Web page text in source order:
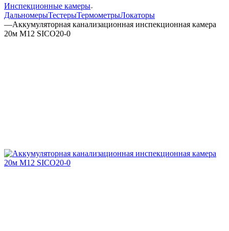
Инспекционные камеры
ДальномерыТестерыТермометрыЛокаторы
—Аккумуляторная канализационная инспекционная камера
20м M12 SICO20-0